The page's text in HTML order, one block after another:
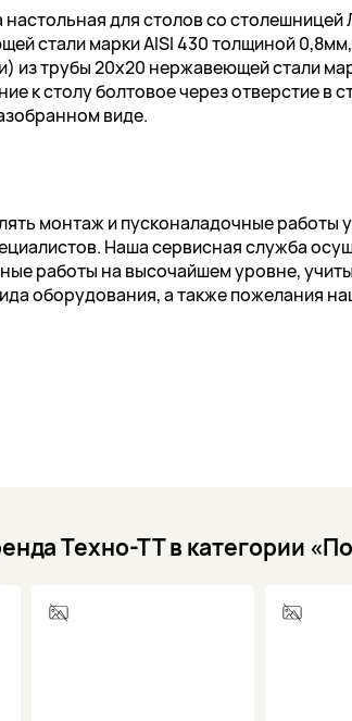
для столов со
стали марки AISI 430 толщиной
из трубы 20х20 нержавеющей стали
к столу болтовое через отверстие в
виде.
монтаж и пусконаладочные работы у
Наша сервисная служба
работы на высочайшем уровне,
оборудования, а также пожелания
Техно-ТТ в категории